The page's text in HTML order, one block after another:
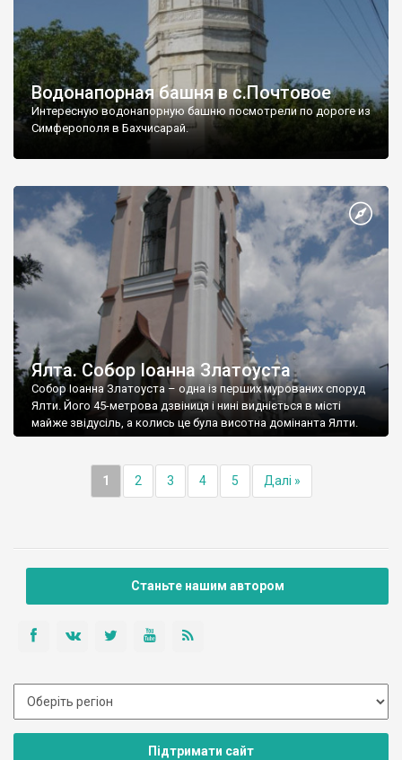
Водонапорная башня в с.Почтовое
Интересную водонапорную башню посмотрели по дороге из
Симферополя в Бахчисарай.
Ялта. Собор Іоанна Златоуста
Собор Іоанна Златоуста – одна із перших мурованих споруд
Ялти. Його 45-метрова дзвіниця і нині видніється в місті
майже звідусіль, а колись це була висотна домінанта Ялти.
1 2 3 4 5 Далі »
Станьте нашим автором
Підтримати сайт